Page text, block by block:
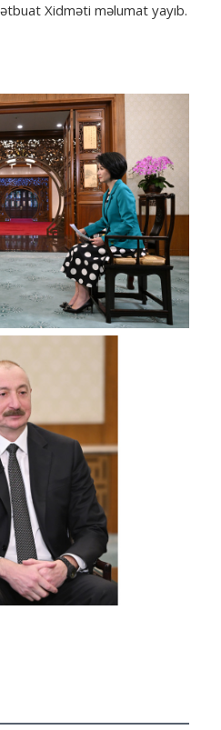
Xidməti məlumat yayıb.